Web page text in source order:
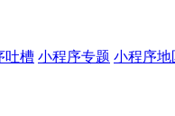
吐槽 小程序专题 小程序地